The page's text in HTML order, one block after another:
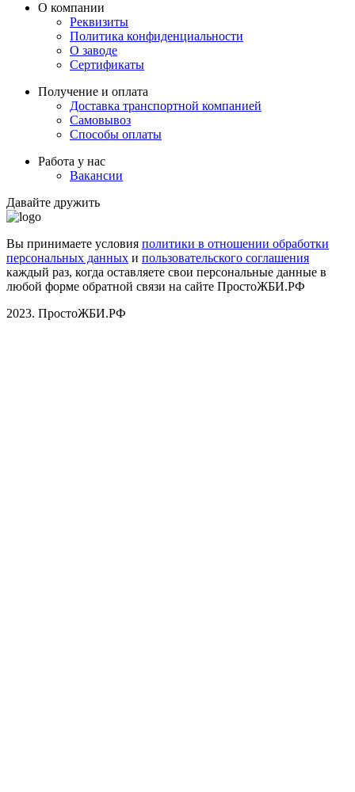
О компании
Реквизиты
Политика конфиденциальности
О заводе
Сертификаты
Получение и оплата
Доставка транспортной компанией
Самовывоз
Способы оплаты
Работа у нас
Вакансии
Давайте дружить
Вы принимаете условия политики в отношении обработки
персональных данных и пользовательского соглашения
каждый раз, когда оставляете свои персональные данные в
любой форме обратной связи на сайте ПростоЖБИ.РФ
2023. ПростоЖБИ.РФ